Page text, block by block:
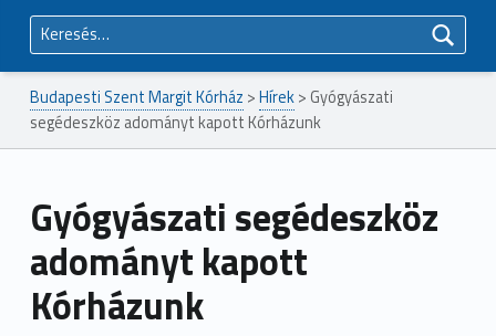
Keresés:
Budapesti Szent Margit Kórház >Hírek> Gyógyászati
segédeszköz adományt kapott Kórházunk
Gyógyászati segédeszköz
adományt kapott
Kórházunk